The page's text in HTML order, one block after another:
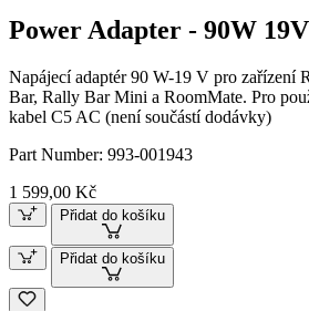
Power Adapter - 90W 19V
Napájecí adaptér 90 W-19 V pro zařízení
Bar, Rally Bar Mini a RoomMate. Pro
kabel C5 AC (není součástí dodávky)
Part Number: 993-001943
1 599,00 Kč
Přidat do košíku
Přidat do košíku